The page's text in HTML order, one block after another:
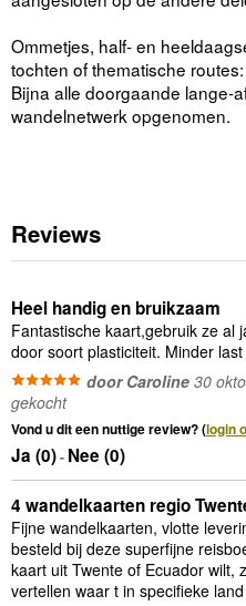
Ommetjes, half- en
tochten of thematische
Bijna alle doorgaande lange-
wandelnetwerk opgenomen.
Reviews
Heel handig en bruikzaam
Fantastische kaart,gebruik ze al
door soort plasticiteit. Minder
door Caroline 30
gekocht
Vond u dit een nuttige review? (login
Ja (0)- Nee (0)
4 wandelkaarten regio
Fijne wandelkaarten, vlotte
besteld bij deze superfijne
kaart uit Twente of Ecuador wilt,
vertellen waar t in specifieke